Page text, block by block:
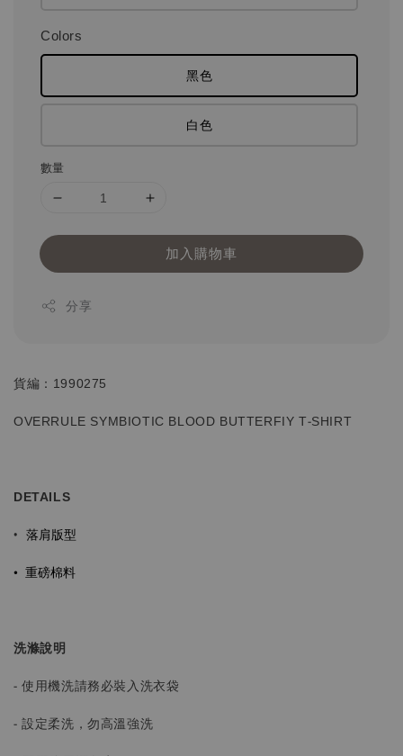
Colors
黑色
白色
數量
加入購物車
分享
貨編：1990275
OVERRULE SYMBIOTIC BLOOD BUTTERFIY T-SHIRT
DETAILS
• 落肩版型
• 重磅棉料
洗滌說明
- 使用機洗請務必裝入洗衣袋
- 設定柔洗，勿高溫強洗